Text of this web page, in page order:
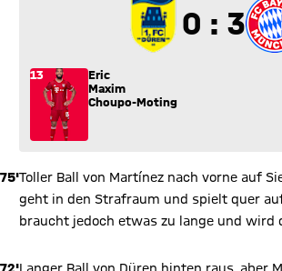
0 zu 3
0 : 3
13
Eric
Maxim
Choupo-Moting
75'Toller Ball von Martínez nach vorne auf
geht in den Strafraum und spielt quer
braucht jedoch etwas zu lange und wird